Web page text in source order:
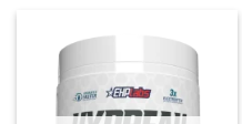
€84,95.